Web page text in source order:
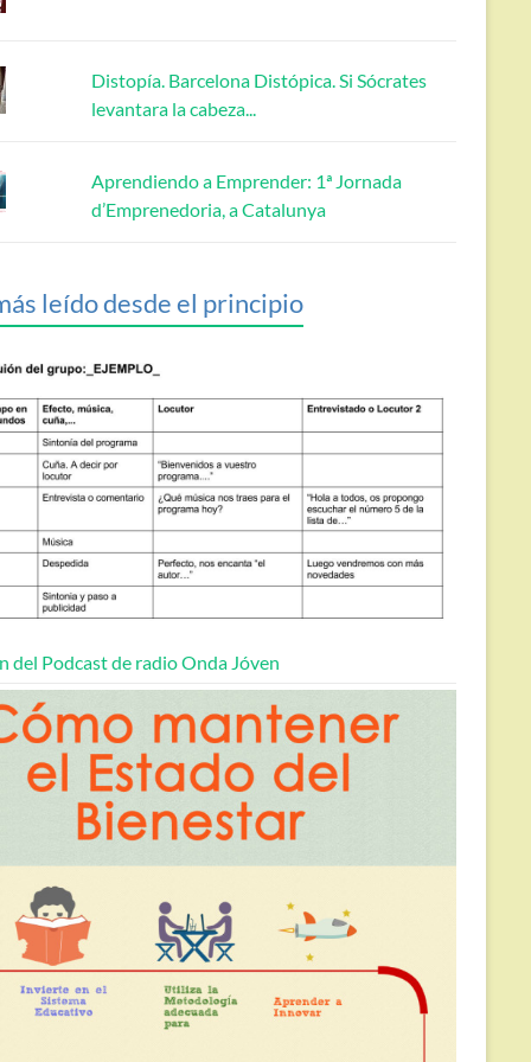
Distopía. Barcelona Distópica. Si Sócrates
levantara la cabeza...
Aprendiendo a Emprender: 1ª Jornada
d’Emprenedoria, a Catalunya
leído desde el principio
del Podcast de radio Onda Jóven